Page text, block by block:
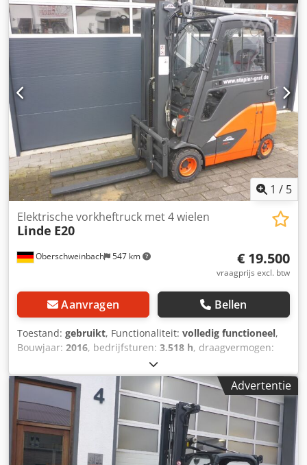
Conditie: Direct inzetbaar en volledig functioneel
Technische toestand: goed Cedpfx Aox Alruem Rorf
Zijschuiver, 3e ventiel, dakbedekking, voorruit, half-cabine,
verwarming, volledige cabine,
1 / 5
Oberschweinbach 547 km
Elektrische vorkheftruck met 4 wielen
Linde E20
€ 19.500
vraagprijs excl. btw
Aanvragen Bellen
Toestand: gebruikt, Functionaliteit: volledig functioneel,
Bouwjaar: 2016, bedrijfsturen: 3.518 h, draagvermogen:
4.920 mm
masttype:triplex, bouwhoogte:2.300 mm, aandrijftype:
Elektro, Elektrische 4-wiel heftruck Masttype: Triplex Staat:
Direct inzetbaar en volledig functioneel Technische staat:
goed Codpfxsyxh R Ij Am Rorf Bouwjaar accu: 2022
Zijschuiver, vorkversteller, 3e ventiel, 4e ventiel,
verwarming, volle cabine,
Advertentie